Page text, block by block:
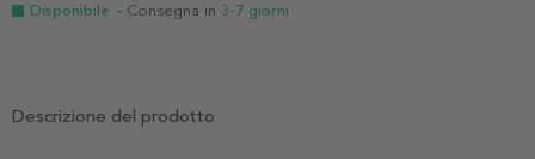
Disponibile - Consegna in 3-7 giorni
Descrizione del prodotto